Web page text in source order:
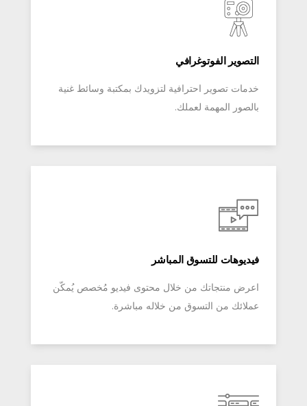
التصوير الفوتوغرافي
خدمات تصوير احترافية لتزويدك بمكتبة وسائط غنية
بالصور المهمة لعملك.
فيديوهات للتسوق المباشر
اعرض منتجاتك من خلال محتوى فيديو مُخصص يُمكّن
عملائك من التسوق من خلاله مباشرة.